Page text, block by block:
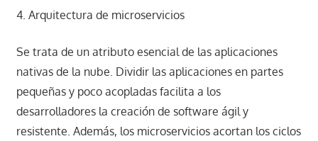
4. Arquitectura de microservicios
Se trata de un atributo esencial de las aplicaciones
nativas de la nube. Dividir las aplicaciones en partes
pequeñas y poco acopladas facilita a los
desarrolladores la creación de software ágil y
resistente. Además, los microservicios acortan los ciclos